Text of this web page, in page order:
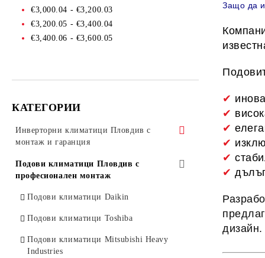
€3,000.04 - €3,200.03
€3,200.05 - €3,400.04
€3,400.06 - €3,600.05
КАТЕГОРИИ
Инверторни климатици Пловдив с
монтаж и гаранция
Инверторни климатици Mitsubishi
Electric
Инверторни климатици Mitsubishi
Инверторни климатици Toshiba
Подови климатици Пловдив с
професионален монтаж
Подови климатици Daikin
Подови климатици Toshiba
Подови климатици Mitsubishi Heavy
Industries
Защо да
✔
✔
✔
✔
✔
✔
дизайн.